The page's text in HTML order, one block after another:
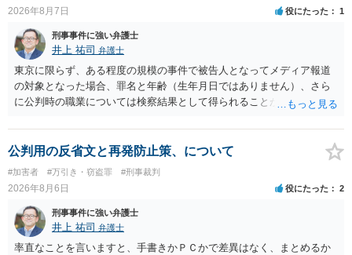
2026年8月7日 役にたった 1
刑事事件に強い弁護士
井上 祐司 弁護士
東京に限らず、ある程度の規模の事件で被告人となってメディア報道
の対象となった場合、罪名と年齢（生年月日ではありません）、さら
に公判時の職業については検察結果として得られることが通常です。
公判用の反省文と再発防止策、について
#加害者 #万引き・窃盗罪 #刑事裁判
2026年8月6日 役にたった 2
刑事事件に強い弁護士
井上 祐司 弁護士
率直なことを言いますと、手書きかＰＣかで差異はなく、まとめるか